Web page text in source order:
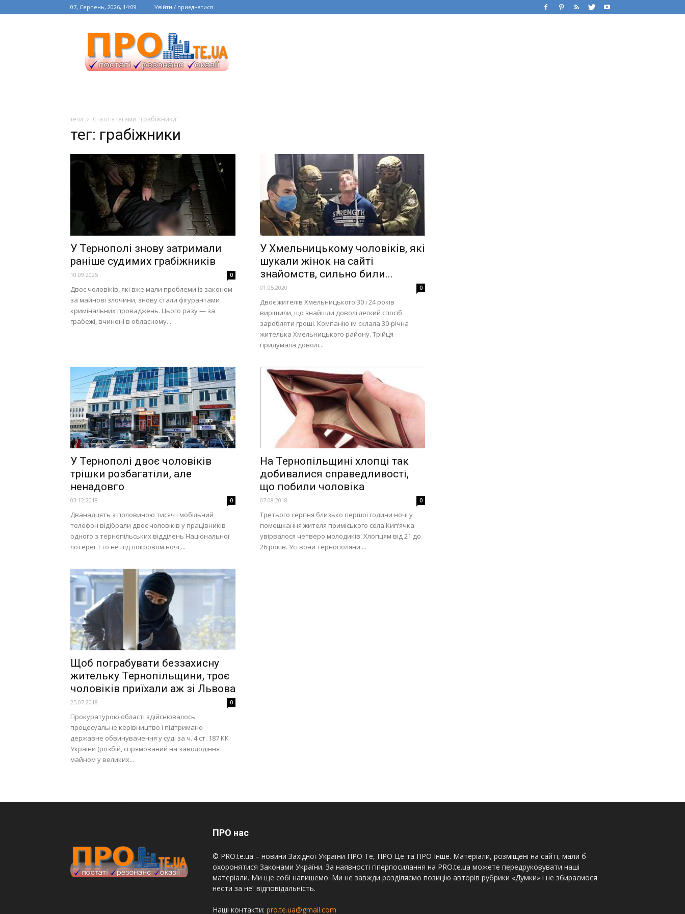
07, Серпень, 2026, 14:09 Увійти / приєднатися
теги Статті з тегами "грабіжники"
тег: грабіжники
У Тернополі знову затримали
раніше судимих грабіжників
10.09.2025 0
Двоє чоловіків, які вже мали проблеми із законом
за майнові злочини, знову стали фігурантами
кримінальних проваджень. Цього разу — за
грабежі, вчинені в обласному...
У Хмельницькому чоловіків, які
шукали жінок на сайті
знайомств, сильно били...
01.05.2020 0
Двоє жителів Хмельницького 30 і 24 років
вирішили, що знайшли доволі легкий спосіб
заробляти гроші. Компанію їм склала 30-річна
жителька Хмельницького району. Трійця
придумала доволі...
У Тернополі двоє чоловіків
трішки розбагатіли, але
ненадовго
03.12.2018 0
Дванадцять з половиною тисяч і мобільний
телефон відібрали двоє чоловіків у працівників
одного з тернопільських відділень Національної
лотереї. І то не під покровом ночі,...
На Тернопільщині хлопці так
добивалися справедливості,
що побили чоловіка
07.08.2018 0
Третього серпня близько першої години ночі у
помешкання жителя приміського села Кип’ячка
увірвалося четверо молодиків. Хлопцям від 21 до
26 років. Усі вони тернополяни....
Щоб пограбувати беззахисну
жительку Тернопільщини, троє
чоловіків приїхали аж зі Львова
25.07.2018 0
Прокуратурою області здійснювалось
процесуальне керівництво і підтримано
державне обвинувачення у суді за ч. 4 ст. 187 КК
України (розбій, спрямований на заволодіння
майном у великих...
ПРО нас
© PRO.te.ua – новини Західної України ПРО Те, ПРО Це та ПРО Інше. Матеріали, розміщені на сайті, мали б
охоронятися Законами України. За наявності гіперпосилання на PRO.te.ua можете передруковувати наші
матеріали. Ми ще собі напишемо. Ми не завжди розділяємо позицію авторів рубрики «Думки» і не збираємося
нести за неї відповідальність.
Наші контакти: pro.te.ua@gmail.com